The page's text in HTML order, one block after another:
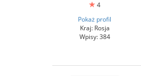
4
Pokaż profil
Kraj: Rosja
Wpisy: 384